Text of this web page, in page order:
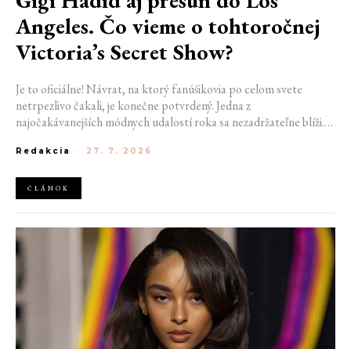
Angeles. Čo vieme o tohtoročnej
Victoria’s Secret Show?
Je to oficiálne! Návrat, na ktorý fanúšikovia po celom svete
netrpezlivo čakali, je konečne potvrdený. Jedna z
najočakávanejších módnych udalostí roka sa nezadržateľne blíži.
veľké novinky. Organizátori už prezradili miesto konania
prejde po ikonickom móle.
Redakcia - 27. 7. 2026
ČLÁNOK